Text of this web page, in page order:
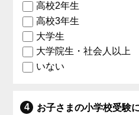
高校2年生
高校3年生
大学生
大学院生・社会人以上
いない
お子さまの小学校受験